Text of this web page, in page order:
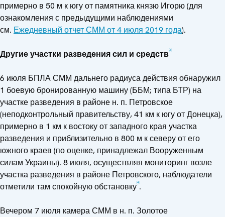
примерно в 50 м к югу от памятника князю Игорю (для
ознакомления с предыдущими наблюдениями
см. Ежедневный отчет СММ от 4 июля 2019 года).
Другие участки разведения сил и средств[3]
6 июля БПЛА СММ дальнего радиуса действия обнаружил
1 боевую бронированную машину (ББМ; типа БТР) на
участке разведения в районе н. п. Петровское
(неподконтрольный правительству, 41 км к югу от Донецка),
примерно в 1 км к востоку от западного края участка
разведения и приблизительно в 800 м к северу от его
южного краев (по оценке, принадлежал Вооруженным
силам Украины). 8 июля, осуществляя мониторинг возле
участка разведения в районе Петровского, наблюдатели
отметили там спокойную обстановку[4].
Вечером 7 июля камера СММ в н. п. Золотое